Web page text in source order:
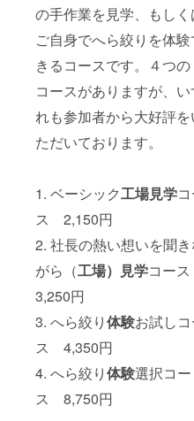
の手作業を見学、もしく
ご自身でへら絞りを体
きるコースです。４つの
コースがありますが、
れも参加者から大好評を
ただいております。
1. ベーシック工場見学
ス 2,150円
2. 社長の熱い想いを聞
がら（工場）見学コース
3,250円
3. へら絞り体験お試し
ス 4,350円
4. へら絞り体験選択コー
ス 8,750円